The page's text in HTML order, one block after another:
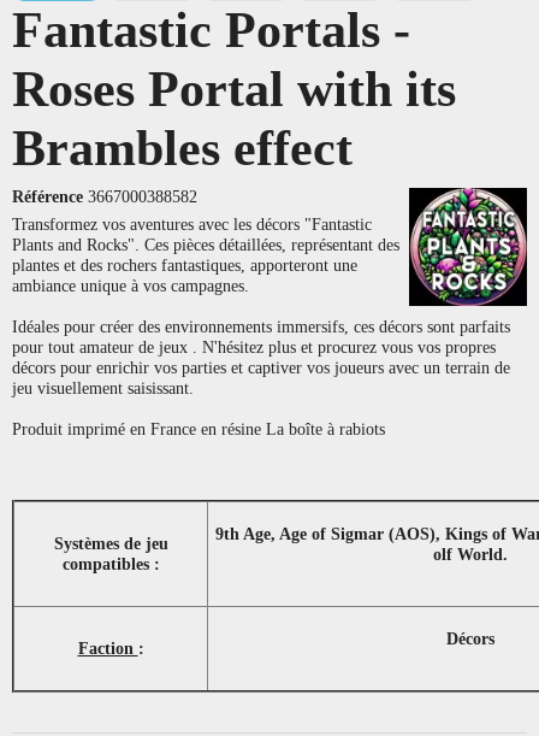
Fantastic Portals -
Roses Portal with its
Brambles effect
Référence 3667000388582
Transformez vos aventures avec les décors "Fantastic
Plants and Rocks". Ces pièces détaillées, représentant des
plantes et des rochers fantastiques, apporteront une
ambiance unique à vos campagnes.
Idéales pour créer des environnements immersifs, ces décors sont parfaits
pour tout amateur de jeux . N'hésitez plus et procurez vous vos propres
décors pour enrichir vos parties et captiver vos joueurs avec un terrain de
jeu visuellement saisissant.
Produit imprimé en France en résine La boîte à rabiots
Systèmes de jeu
compatibles :
9th Age, Age of Sigmar (AOS), Kings of
olf World.
Faction : Décors